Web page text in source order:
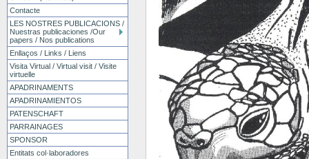
Contacte
LES NOSTRES PUBLICACIONS /
Nuestras publicaciones /Our
papers / Nos publications
Enllaços / Links / Liens
Visita Virtual / Virtual visit / Visite
virtuelle
APADRINAMENTS
APADRINAMIENTOS
PATENSCHAFT
PARRAINAGES
SPONSOR
Entitats col·laboradores